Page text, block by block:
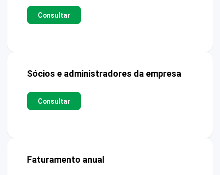
Consultar
Sócios e administradores da empresa
Consultar
Faturamento anual